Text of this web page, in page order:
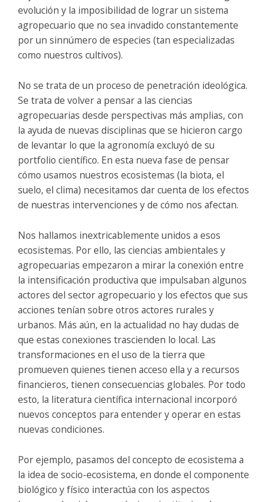
evolución y la imposibilidad de lograr un sistema
agropecuario que no sea invadido constantemente
por un sinnúmero de especies (tan especializadas
como nuestros cultivos).
No se trata de un proceso de penetración ideológica.
Se trata de volver a pensar a las ciencias
agropecuarias desde perspectivas más amplias, con
la ayuda de nuevas disciplinas que se hicieron cargo
de levantar lo que la agronomía excluyó de su
portfolio científico. En esta nueva fase de pensar
cómo usamos nuestros ecosistemas (la biota, el
suelo, el clima) necesitamos dar cuenta de los efectos
de nuestras intervenciones y de cómo nos afectan.
Nos hallamos inextricablemente unidos a esos
ecosistemas. Por ello, las ciencias ambientales y
agropecuarias empezaron a mirar la conexión entre
la intensificación productiva que impulsaban algunos
actores del sector agropecuario y los efectos que sus
acciones tenían sobre otros actores rurales y
urbanos. Más aún, en la actualidad no hay dudas de
que estas conexiones trascienden lo local. Las
transformaciones en el uso de la tierra que
promueven quienes tienen acceso ella y a recursos
financieros, tienen consecuencias globales. Por todo
esto, la literatura científica internacional incorporó
nuevos conceptos para entender y operar en estas
nuevas condiciones.
Por ejemplo, pasamos del concepto de ecosistema a
la idea de socio-ecosistema, en donde el componente
biológico y físico interactúa con los aspectos